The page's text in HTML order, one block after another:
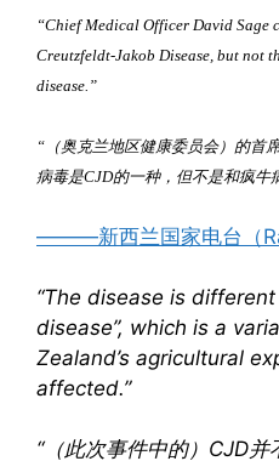
“Chief Medical Officer David Sage
Creutzfeldt-Jakob Disease, but not
disease.”
“（奥克兰地区健康委员会）的首
病毒是CJD的一种，但不是和疯牛
———新西兰国家电台（
“The disease is
disease”, which is a
Zealand’s agricultural
affected.”
“（此次事件中的）CJD并